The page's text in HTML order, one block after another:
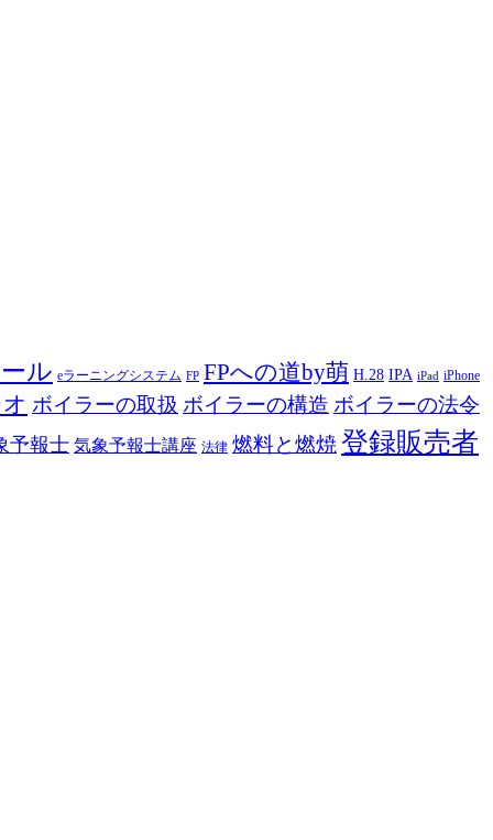
ル eラーニングシステム FP FPへの道by萌 H.28 IPA iPad iPhone
ボイラーの取扱 ボイラーの構造 ボイラーの法令
予報士 気象予報士講座 法律 燃料と燃焼 登録販売者